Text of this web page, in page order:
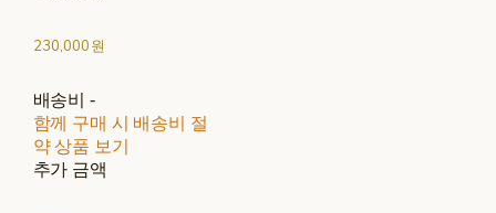
230,000원
배송비 -
함께 구매 시 배송비 절
약 상품 보기
추가 금액